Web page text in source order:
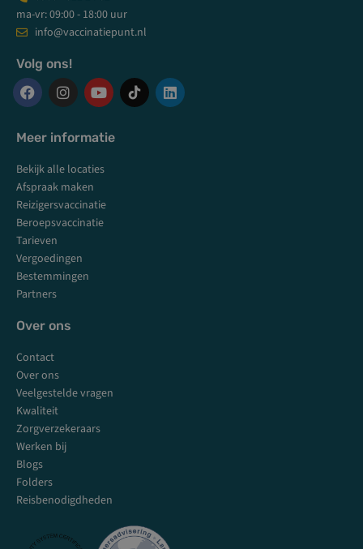
ma-vr: 09:00 - 18:00 uur
info@vaccinatiepunt.nl
Volg ons!
F
c
e
b
o
o
k
I
s
t
a
g
r
a
m
Y
u
t
b
L
Meer informatie
Bekijk alle locaties
Afspraak maken
Reizigersvaccinatie
Beroepsvaccinatie
Tarieven
Vergoedingen
Bestemmingen
Partners
Over ons
Contact
Over ons
Veelgestelde vragen
Kwaliteit
Zorgverzekeraars
Werken bij
Blogs
Folders
Reisbenodigdheden